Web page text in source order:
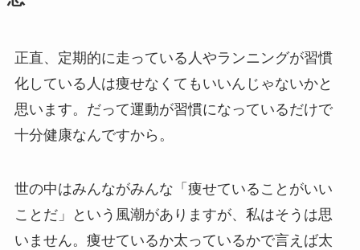
正直、定期的に走っている人やランニングが習慣
化している人は痩せなくてもいいんじゃないかと
思います。だって運動が習慣になっているだけで
十分健康なんですから。
世の中はみんながみんな「痩せていることがいい
ことだ」という風潮がありますが、私はそうは思
いません。痩せているか太っているかで言えば太